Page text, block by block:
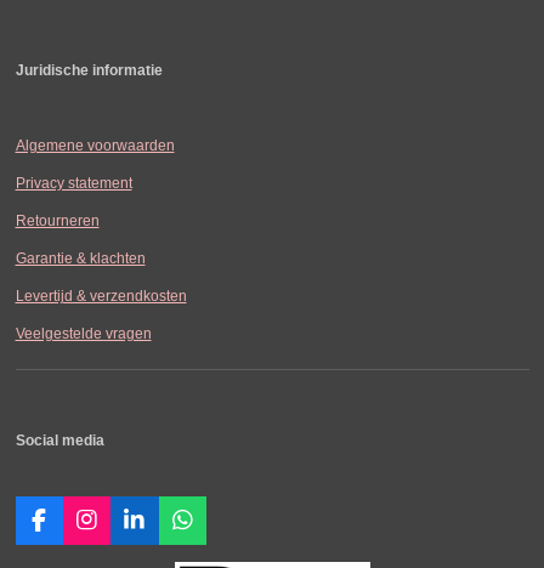
Juridische informatie
Algemene voorwaarden
Privacy statement
Retourneren
Garantie & klachten
Levertijd & verzendkosten
Veelgestelde vragen
Social media
F
a
I
n
L
i
W
h